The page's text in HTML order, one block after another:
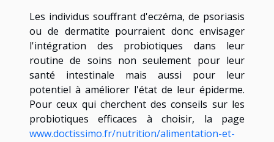
Les individus souffrant d'eczéma, de psoriasis
ou de dermatite pourraient donc envisager
l'intégration des probiotiques dans leur
routine de soins non seulement pour leur
santé intestinale mais aussi pour leur
potentiel à améliorer l'état de leur épiderme.
Pour ceux qui cherchent des conseils sur les
probiotiques efficaces à choisir, la page
www.doctissimo.fr/nutrition/alimentation-et-